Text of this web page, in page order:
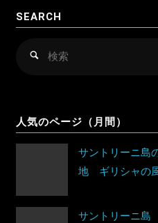
SEARCH
検
人気のページ（月間）
サントリーニ島
地 ギリシャの
サントリーニ島
韓国
スリランカ
台湾
スロバキア
スロヴァキア
デンマーク
ノルウェー
アルゼンチン
アンティグア・バーブ
ウルグアイ